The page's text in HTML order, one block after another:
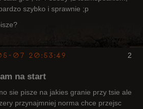
szybko i sprawnie ;p
2
07 20:53:49
na start
sie pisze na jakies granie przy tsie ale
przynajmniej norma chce przejsc